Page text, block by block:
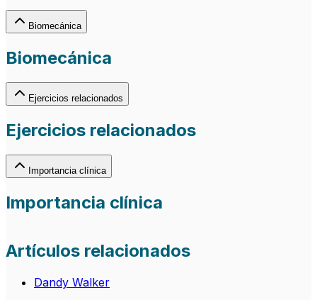
Biomecánica
Biomecánica
Ejercicios relacionados
Ejercicios relacionados
Importancia clínica
Importancia clínica
Artículos relacionados
Dandy Walker